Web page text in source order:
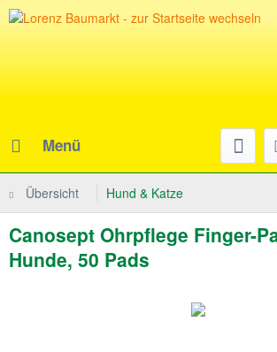
Menü
Übersicht Hund & Katze
Canosept Ohrpflege Finger-
Hunde, 50 Pads